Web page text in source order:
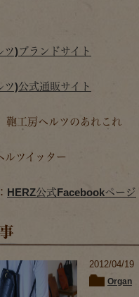
ツ)ブランドサイト
ツ)公式通販サイト
鞄工房ヘルツのあれこれ
ルツイッター
HERZ公式Facebookページ
2012/04/19
Organ